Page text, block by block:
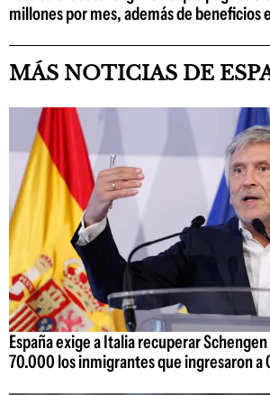
millones por mes, además de beneficios
MÁS NOTICIAS DE
España exige a Italia recuperar
70.000 los inmigrantes que ingresaron a